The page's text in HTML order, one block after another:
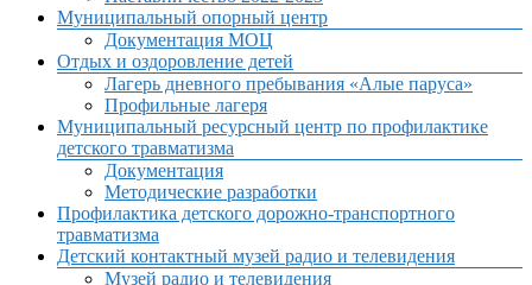
Муниципальный опорный центр
Документация МОЦ
Отдых и оздоровление детей
Лагерь дневного пребывания «Алые паруса»
Профильные лагеря
Муниципальный ресурсный центр по профилактике
детского травматизма
Документация
Методические разработки
Профилактика детского дорожно-транспортного
травматизма
Детский контактный музей радио и телевидения
Музей радио и телевидения